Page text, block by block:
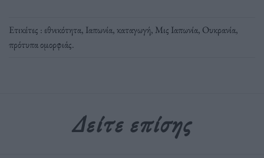
Ετικέτες : εθνικότητα, Ιαπωνία,καταγωγή, Μις Ιαπωνία, Ουκρανία,
πρότυπα ομορφιάς.
Δείτε επίσης